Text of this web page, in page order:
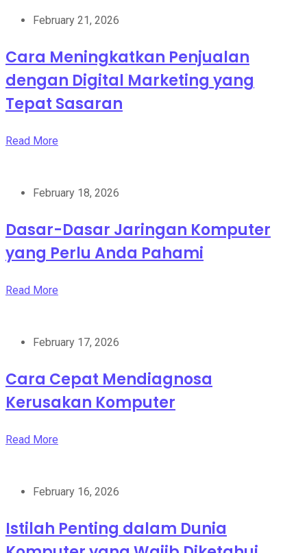
February 21, 2026
Cara Meningkatkan Penjualan
dengan Digital Marketing yang
Tepat Sasaran
Read More
February 18, 2026
Dasar-Dasar Jaringan Komputer
yang Perlu Anda Pahami
Read More
February 17, 2026
Cara Cepat Mendiagnosa
Kerusakan Komputer
Read More
February 16, 2026
Istilah Penting dalam Dunia